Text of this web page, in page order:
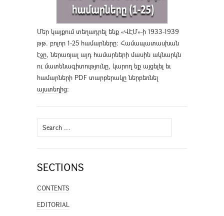
Մեր կայքում տեղադրել ենք «ՎԷՄ»-ի 1933-1939
թթ. բոլոր 1-25 համարները։ Համապատասխան
էջը, ներառյալ այդ համարների մասին ակնարկն
ու մատենագիտությունը, կարող եք այցելել եւ
համարների PDF տարբերակը ներբեռնել
այստեղից։
Search
for:
SECTIONS
CONTENTS
EDITORIAL